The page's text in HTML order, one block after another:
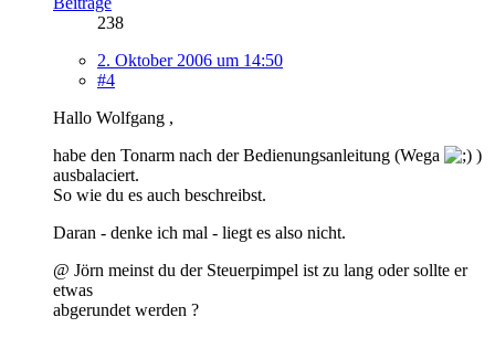
238
2. Oktober 2006 um 14:50
#4
Hallo Wolfgang ,
habe den Tonarm nach der Bedienungsanleitung (Wega
)
ausbalaciert.
So wie du es auch beschreibst.
Daran - denke ich mal - liegt es also nicht.
@ Jörn meinst du der Steuerpimpel ist zu lang oder sollte er
etwas
abgerundet werden ?